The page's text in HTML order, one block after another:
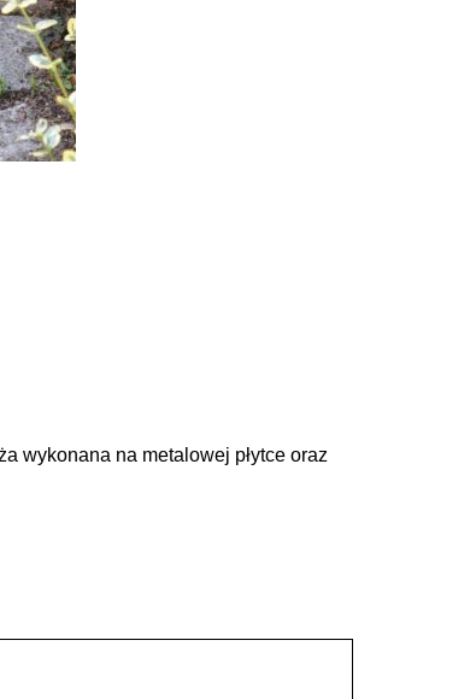
wykonana na metalowej płytce oraz